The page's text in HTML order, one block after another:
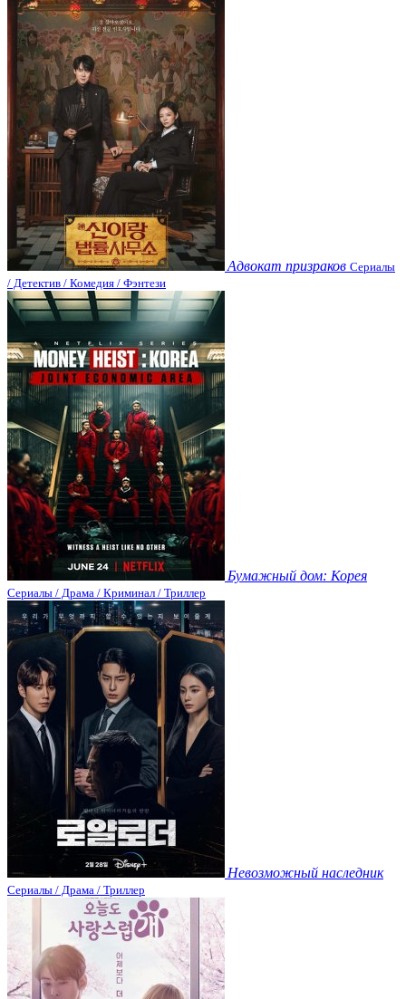
Адвокат призраков Сериалы
/ Детектив / Комедия / Фэнтези
Бумажный дом: Корея
Сериалы / Драма / Криминал / Триллер
Невозможный наследник
Сериалы / Драма / Триллер